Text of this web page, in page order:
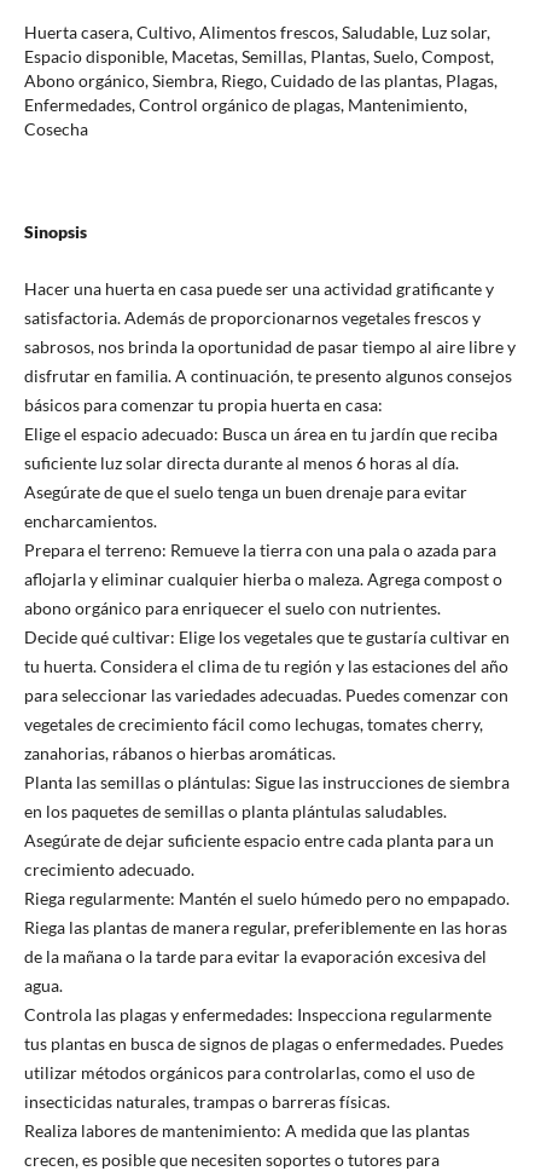
Huerta casera, Cultivo, Alimentos frescos, Saludable, Luz solar,
Espacio disponible, Macetas, Semillas, Plantas, Suelo, Compost,
Abono orgánico, Siembra, Riego, Cuidado de las plantas, Plagas,
Enfermedades, Control orgánico de plagas, Mantenimiento,
Cosecha
Sinopsis
Hacer una huerta en casa puede ser una actividad gratificante y
satisfactoria. Además de proporcionarnos vegetales frescos y
sabrosos, nos brinda la oportunidad de pasar tiempo al aire libre y
disfrutar en familia. A continuación, te presento algunos consejos
básicos para comenzar tu propia huerta en casa:
Elige el espacio adecuado: Busca un área en tu jardín que reciba
suficiente luz solar directa durante al menos 6 horas al día.
Asegúrate de que el suelo tenga un buen drenaje para evitar
encharcamientos.
Prepara el terreno: Remueve la tierra con una pala o azada para
aflojarla y eliminar cualquier hierba o maleza. Agrega compost o
abono orgánico para enriquecer el suelo con nutrientes.
Decide qué cultivar: Elige los vegetales que te gustaría cultivar en
tu huerta. Considera el clima de tu región y las estaciones del año
para seleccionar las variedades adecuadas. Puedes comenzar con
vegetales de crecimiento fácil como lechugas, tomates cherry,
zanahorias, rábanos o hierbas aromáticas.
Planta las semillas o plántulas: Sigue las instrucciones de siembra
en los paquetes de semillas o planta plántulas saludables.
Asegúrate de dejar suficiente espacio entre cada planta para un
crecimiento adecuado.
Riega regularmente: Mantén el suelo húmedo pero no empapado.
Riega las plantas de manera regular, preferiblemente en las horas
de la mañana o la tarde para evitar la evaporación excesiva del
agua.
Controla las plagas y enfermedades: Inspecciona regularmente
tus plantas en busca de signos de plagas o enfermedades. Puedes
utilizar métodos orgánicos para controlarlas, como el uso de
insecticidas naturales, trampas o barreras físicas.
Realiza labores de mantenimiento: A medida que las plantas
crecen, es posible que necesiten soportes o tutores para